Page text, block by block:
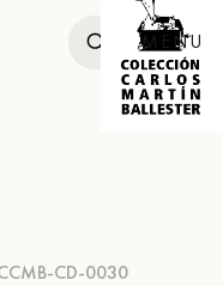
MENU
CD-0030